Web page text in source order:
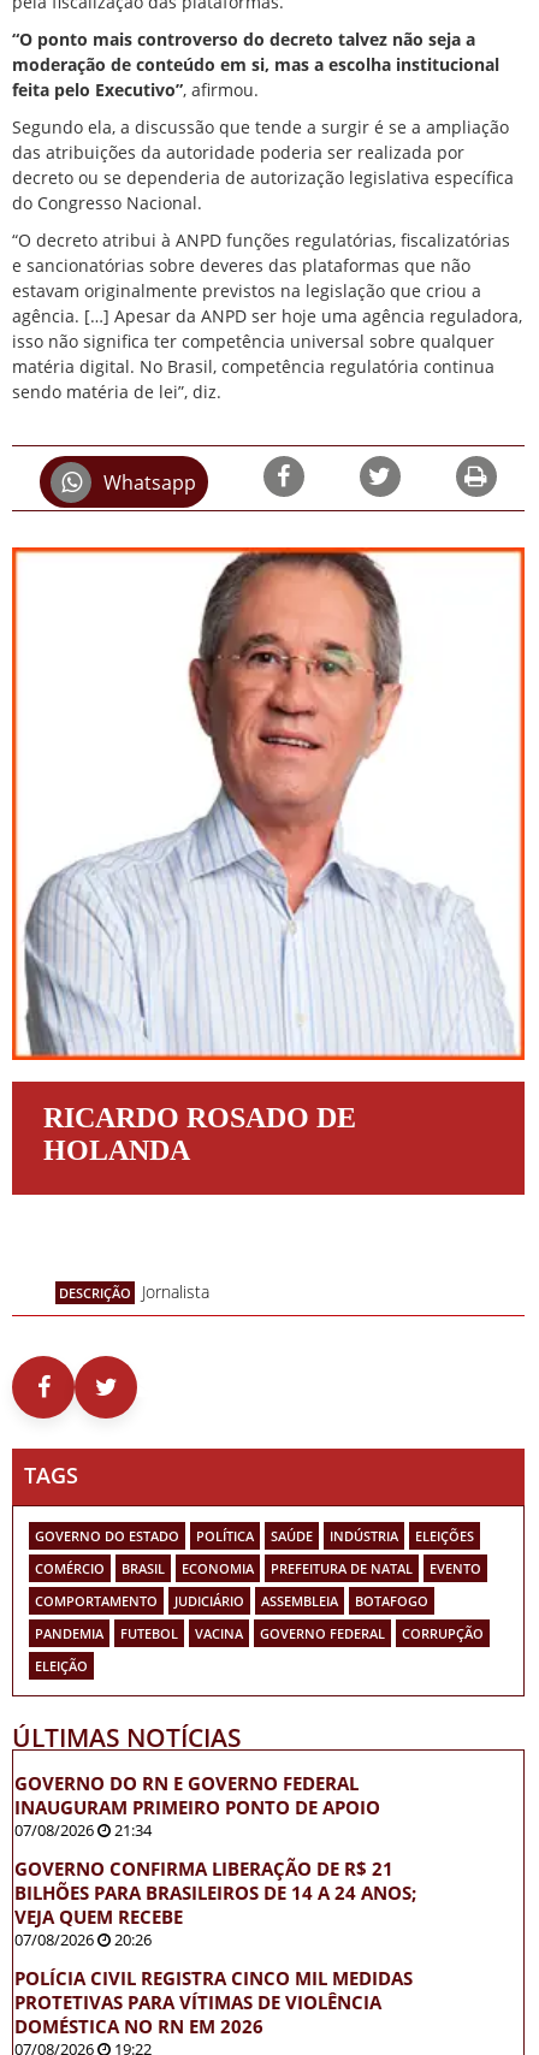
“O ponto mais controverso do decreto talvez não seja a
moderação de conteúdo em si, mas a escolha institucional
feita pelo Executivo”, afirmou.
Segundo ela, a discussão que tende a surgir é se a ampliação
das atribuições da autoridade poderia ser realizada por
decreto ou se dependeria de autorização legislativa específica
do Congresso Nacional.
“O decreto atribui à ANPD funções regulatórias, fiscalizatórias
e sancionatórias sobre deveres das plataformas que não
estavam originalmente previstos na legislação que criou a
agência. […] Apesar da ANPD ser hoje uma agência reguladora,
isso não significa ter competência universal sobre qualquer
matéria digital. No Brasil, competência regulatória continua
sendo matéria de lei”, diz.
Whatsapp
RICARDO ROSADO DE
HOLANDA
DESCRIÇÃO Jornalista
TAGS
GOVERNO DO ESTADO POLÍTICA SAÚDE INDÚSTRIA
ELEIÇÕES
COMÉRCIO
BRASIL ECONOMIA PREFEITURA DE NATAL
EVENTO
COMPORTAMENTO
JUDICIÁRIO ASSEMBLEIA
BOTAFOGO
PANDEMIA
FUTEBOL VACINA GOVERNO FEDERAL
CORRUPÇÃO
ELEIÇÃO
ÚLTIMAS NOTÍCIAS
GOVERNO DO RN E GOVERNO FEDERAL
INAUGURAM PRIMEIRO PONTO DE APOIO
07/08/2026 21:34
GOVERNO CONFIRMA LIBERAÇÃO DE R$ 21
BILHÕES PARA BRASILEIROS DE 14 A 24 ANOS;
VEJA QUEM RECEBE
07/08/2026 20:26
POLÍCIA CIVIL REGISTRA CINCO MIL MEDIDAS
PROTETIVAS PARA VÍTIMAS DE VIOLÊNCIA
DOMÉSTICA NO RN EM 2026
07/08/2026 19:22